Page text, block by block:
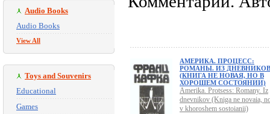
Audio Books
Audio Books
View All
Toys and Souvenirs
Educational
Games
АМЕРИКА. ПРОЦЕСС:
РОМАНЫ. ИЗ ДНЕВНИКОВ
(КНИГА НЕ НОВАЯ, НО В
ХОРОШЕМ СОСТОЯНИИ)
Amerika. Protsess: Romany. Iz
dnevnikov (Kniga ne novaia,
v khoroshem sostoianii)